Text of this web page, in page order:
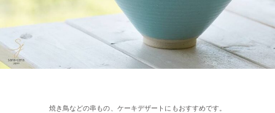
≪おすすめ≫ 小鉢を並べてちょこっと豪華に♪ コロンとかわい
い木ノ葉の小鉢
≪おすすめ≫ 手作りのあたたかさ♪職人の手でそ〜っとくぼませ
焼き鳥などの串もの、ケーキデザートにもおすすめです。